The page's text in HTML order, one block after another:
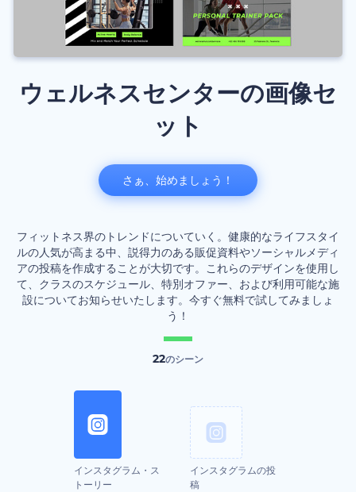
ウェルネスセンターの画像セ
ット
フィットネス界のトレンドについていく。健康的なライフスタイ
ルの人気が高まる中、説得力のある販促資料やソーシャルメディ
アの投稿を作成することが大切です。これらのデザインを使用し
て、クラスのスケジュール、特別オファー、および利用可能な施
設についてお知らせいたします。今すぐ無料で試してみましょ
う！
22のシーン
インスタグラム・ス
トーリー
インスタグラムの投
稿
さぁ、始めましょう！